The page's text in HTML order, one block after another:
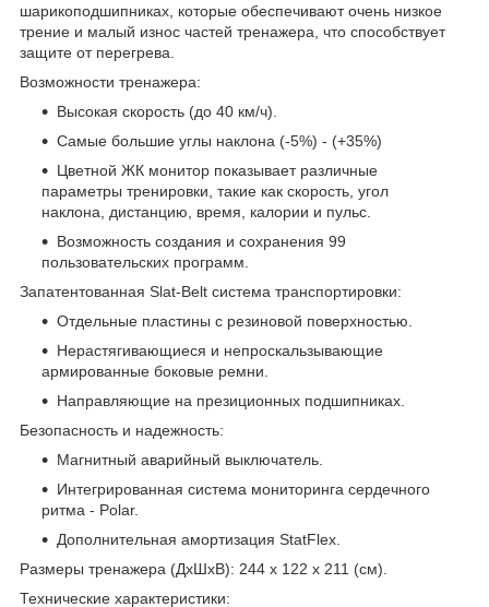
шарикоподшипниках, которые обеспечивают очень низкое
трение и малый износ частей тренажера, что способствует
защите от перегрева.
Возможности тренажера:
Высокая скорость (до 40 км/ч).
Самые большие углы наклона (-5%) - (+35%)
Цветной ЖК монитор показывает различные
параметры тренировки, такие как скорость, угол
наклона, дистанцию, время, калории и пульс.
Возможность создания и сохранения 99
пользовательских программ.
Запатентованная Slat-Belt система транспортировки:
Отдельные пластины с резиновой поверхностью.
Нерастягивающиеся и непроскальзывающие
армированные боковые ремни.
Направляющие на презиционных подшипниках.
Безопасность и надежность:
Магнитный аварийный выключатель.
Интегрированная система мониторинга сердечного
ритма - Polar.
Дополнительная амортизация StatFlex.
Размеры тренажера (ДхШхВ): 244 х 122 х 211 (см).
Технические характеристики: